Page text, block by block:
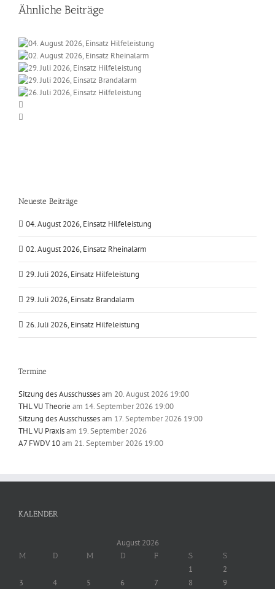
Ähnliche Beiträge
Neueste Beiträge
04. August 2026, Einsatz Hilfeleistung
02. August 2026, Einsatz Rheinalarm
29. Juli 2026, Einsatz Hilfeleistung
29. Juli 2026, Einsatz Brandalarm
26. Juli 2026, Einsatz Hilfeleistung
Termine
Sitzung des Ausschussesam 20. August 2026 19:00
THL VU Theorie am 14. September 2026 19:00
Sitzung des Ausschussesam 17. September 2026 19:00
THL VU Praxisam 19. September 2026
A7 FWDV 10am 21. September 2026 19:00
KALENDER
August 2026
M D M D F S S
1
2
3
4 5 6 7 8
9